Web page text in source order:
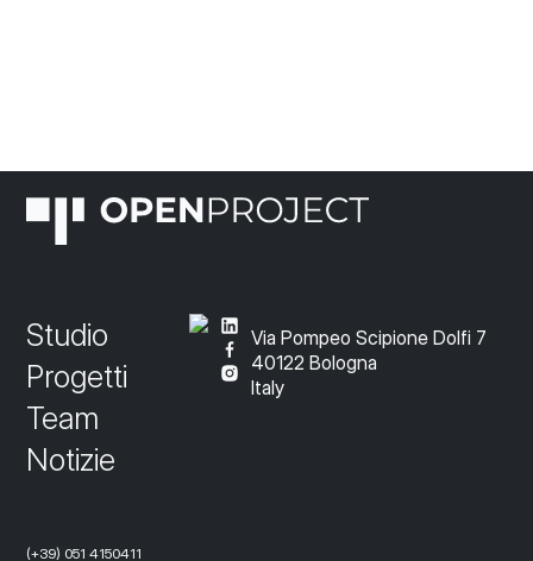
Studio
Progetti
Team
Notizie
Via Pompeo Scipione Dolfi 7
40122 Bologna
Italy
(+39) 051 4150411